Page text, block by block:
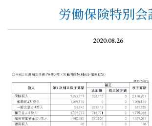
労働保険特別会
2020.08.26